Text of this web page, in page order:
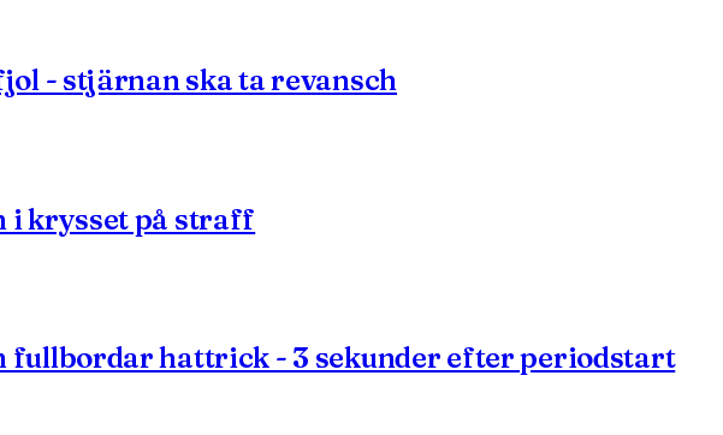
- stjärnan ska ta revansch
i krysset på straff
fullbordar hattrick - 3 sekunder efter periodstart